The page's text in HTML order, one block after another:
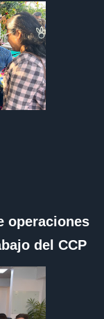
operaciones
del CCP